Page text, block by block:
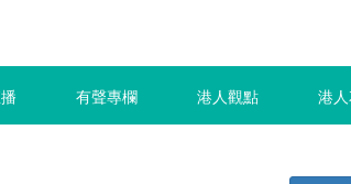
有聲專欄 港人觀點 港